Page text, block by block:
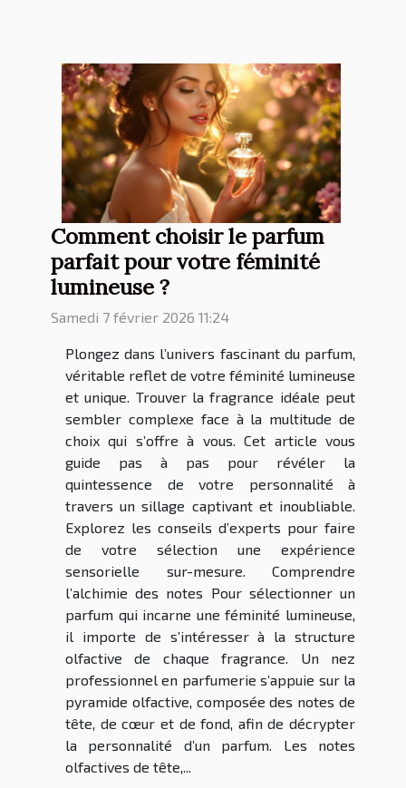
Comment choisir le parfum
parfait pour votre féminité
lumineuse ?
Samedi 7 février 2026 11:24
Plongez dans l’univers fascinant du parfum,
véritable reflet de votre féminité lumineuse
et unique. Trouver la fragrance idéale peut
sembler complexe face à la multitude de
choix qui s’offre à vous. Cet article vous
guide pas à pas pour révéler la
quintessence de votre personnalité à
travers un sillage captivant et inoubliable.
Explorez les conseils d’experts pour faire
de votre sélection une expérience
sensorielle sur-mesure. Comprendre
l’alchimie des notes Pour sélectionner un
parfum qui incarne une féminité lumineuse,
il importe de s’intéresser à la structure
olfactive de chaque fragrance. Un nez
professionnel en parfumerie s’appuie sur la
pyramide olfactive, composée des notes de
tête, de cœur et de fond, afin de décrypter
la personnalité d’un parfum. Les notes
olfactives de tête,...